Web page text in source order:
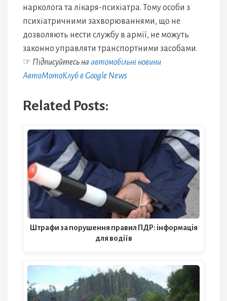
нарколога та лікаря-психіатра. Тому особи з
психіатричними захворюваннями, що не
дозволяють нести службу в армії, не можуть
законно управляти транспортними засобами.
☞ Підписуйтесь на автомобільні новини
АвтоМотоКлуб в Google News
Related Posts:
Штрафи за порушення правил ПДР: інформація
для водіїв